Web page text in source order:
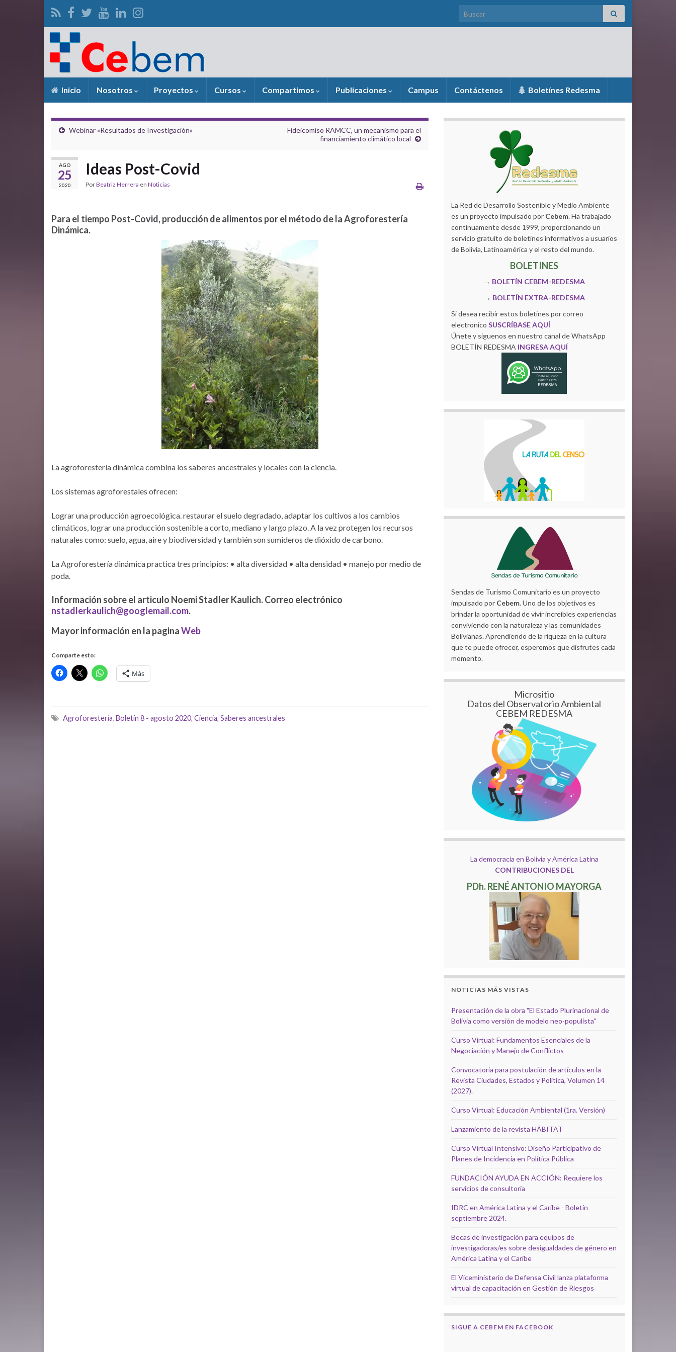
Search for:
Inicio Nosotros Proyectos Cursos Compartimos Publicaciones Campus Contáctenos Boletínes Redesma
Webinar «Resultados de Investigación»
Fideicomiso RAMCC, un mecanismo para el
financiamiento climático local
AGO
25
2020
Ideas Post-Covid
PorBeatriz Herrera en Noticias
Para el tiempo Post-Covid, producción de alimentos por el método de la Agroforestería
Dinámica.
La agroforestería dinámica combina los saberes ancestrales y locales con la ciencia.
Los sistemas agroforestales ofrecen:
Lograr una producción agroecológica. restaurar el suelo degradado, adaptar los cultivos a los cambios
climáticos, lograr una producción sostenible a corto, mediano y largo plazo. A la vez protegen los recursos
naturales como: suelo, agua, aire y biodiversidad y también son sumideros de dióxido de carbono.
La Agroforestería dinámica practica tres principios: • alta diversidad • alta densidad • manejo por medio de
poda.
Información sobre el articulo Noemi Stadler Kaulich. Correo electrónico
nstadlerkaulich@googlemail.com.
Mayor información en la paginaWeb
Comparte esto:
Más
Agroforestería, Boletín 8 - agosto 2020, Ciencia, Saberes ancestrales
La Red de Desarrollo Sostenible y Medio Ambiente
es un proyecto impulsado por Cebem. Ha trabajado
continuamente desde 1999, proporcionando un
servicio gratuito de boletines informativos a usuarios
de Bolivia, Latinoamérica y el resto del mundo.
BOLETINES
→ BOLETÍN CEBEM-REDESMA
→ BOLETÍN EXTRA-REDESMA
Si desea recibir estos boletines por correo
electronico SUSCRÍBASE AQUÍ
Únete y siguenos en nuestro canal de WhatsApp
BOLETÍN REDESMA INGRESA AQUÍ
Sendas de Turismo Comunitario es un proyecto
impulsado por Cebem. Uno de los objetivos es
brindar la oportunidad de vivir increíbles experiencias
conviviendo con la naturaleza y las comunidades
Bolivianas. Aprendiendo de la riqueza en la cultura
que te puede ofrecer, esperemos que disfrutes cada
momento.
Micrositio
Datos del Observatorio Ambiental
CEBEM REDESMA
La democracia en Bolivia y América Latina
CONTRIBUCIONES DEL
PDh. RENÉ ANTONIO MAYORGA
NOTICIAS MÁS VISTAS
Presentación de la obra "El Estado Plurinacional de
Bolivia como versión de modelo neo-populista"
Curso Virtual: Fundamentos Esenciales de la
Negociación y Manejo de Conflictos
Convocatoria para postulación de artículos en la
Revista Ciudades, Estados y Política, Volumen 14
(2027).
Curso Virtual: Educación Ambiental (1ra. Versión)
Lanzamiento de la revista HÁBITAT
Curso Virtual Intensivo: Diseño Participativo de
Planes de Incidencia en Política Pública
FUNDACIÓN AYUDA EN ACCIÓN: Requiere los
servicios de consultoría
IDRC en América Latina y el Caribe - Boletín
septiembre 2024.
Becas de investigación para equipos de
investigadoras/es sobre desigualdades de género en
América Latina y el Caribe
El Viceministerio de Defensa Civil lanza plataforma
virtual de capacitación en Gestión de Riesgos
SIGUE A CEBEM EN FACEBOOK